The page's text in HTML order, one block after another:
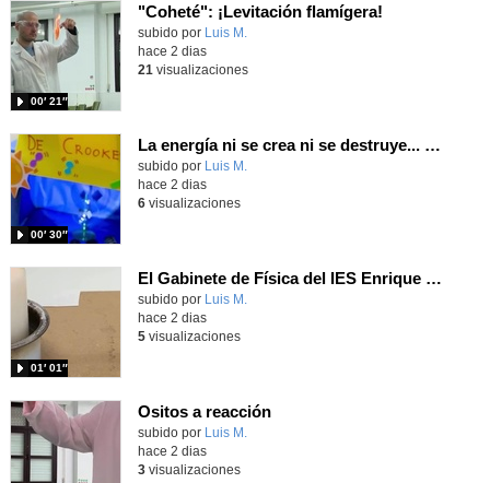
"Coheté": ¡Levitación flamígera!
Contenido educativo.
subido por Luis M.
00′ 21″
hace 2 dias
21 visualizaciones
La energía ni se crea ni se destruye... ¡se experimenta! El Tierno en la Feria Madrid es Ciencia 2026
Contenido educativo.
subido por Luis M.
00′ 30″
hace 2 dias
6visualizaciones
El Gabinete de Física del IES Enrique Tierno Galván de Parla (Curso 25-26)
Contenido educativo.
subido por Luis M.
01′ 01″
hace 2 dias
5visualizaciones
Ositos a reacción
Contenido educativo.
subido por Luis M.
hace 2 dias
3visualizaciones